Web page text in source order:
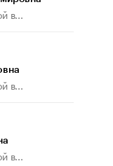
в...
в...
в...